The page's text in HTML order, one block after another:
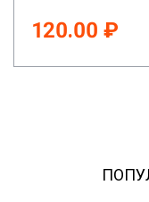
120.00 ₽